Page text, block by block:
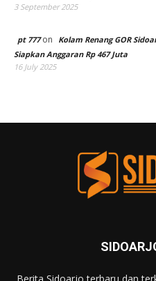
3 September 2025
pt 777on
Kolam Renang GOR
Siapkan Anggaran Rp 467 Juta
16 July 2025